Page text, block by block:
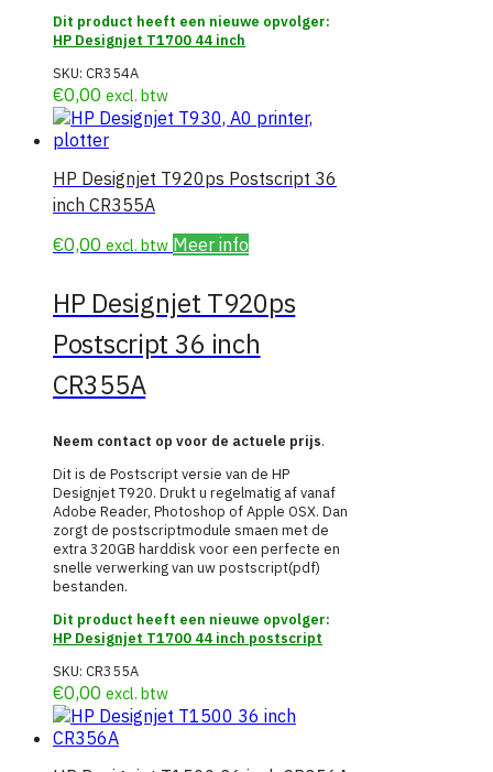
Dit product heeft een nieuwe opvolger:
HP Designjet T1700 44 inch
SKU: CR354A
€0,00 excl. btw
HP Designjet T920ps Postscript 36
inch CR355A
€0,00 excl. btw Meer info
HP Designjet T920ps
Postscript 36 inch
CR355A
Neem contact op voor de actuele prijs.
Dit is de Postscript versie van de HP
Designjet T920. Drukt u regelmatig af vanaf
Adobe Reader, Photoshop of Apple OSX. Dan
zorgt de postscriptmodule smaen met de
extra 320GB harddisk voor een perfecte en
snelle verwerking van uw postscript(pdf)
bestanden.
Dit product heeft een nieuwe opvolger:
HP Designjet T1700 44 inch postscript
SKU: CR355A
€0,00 excl. btw